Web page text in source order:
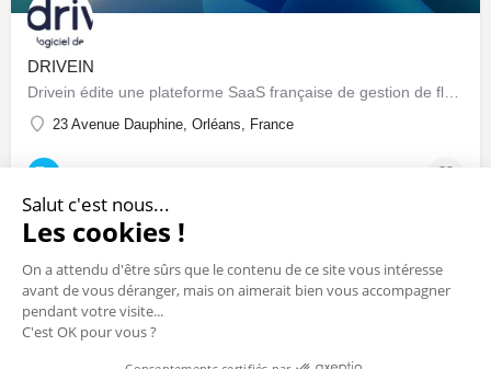
DRIVEIN
23 Avenue Dauphine, Orléans, France
Salut c'est nous...
Les cookies !
On a attendu d'être sûrs que le contenu de ce site vous intéresse
avant de vous déranger, mais on aimerait bien vous accompagner
pendant votre visite...
C'est OK pour vous ?